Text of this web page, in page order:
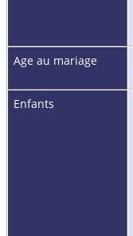
Age au mariage
Enfants